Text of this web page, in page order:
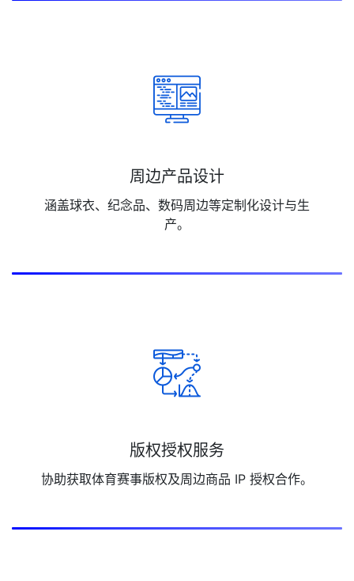
周边产品设计
涵盖球衣、纪念品、数码周边等定制化设计与生
产。
版权授权服务
协助获取体育赛事版权及周边商品 IP 授权合作。